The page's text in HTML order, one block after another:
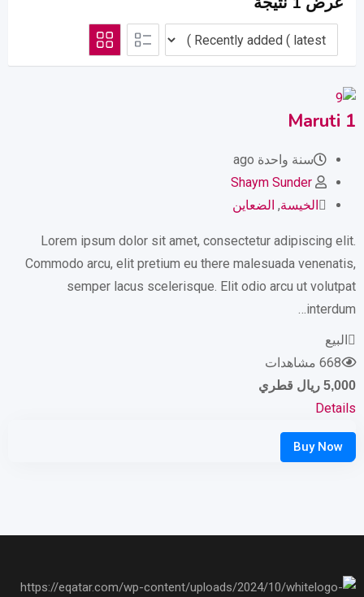
Maruti 1
سنة واحدة ago
Shaym Sunder
الخيسة, الضعاين
Lorem ipsum dolor sit amet, consectetur adipiscing elit.
Commodo arcu, elit pretium eu there malesuada venenatis,
semper lacus scelerisque. Elit odio arcu ut volutpat
interdum…
البيع
668 مشاهدات
5,000 ريال قطري
Details